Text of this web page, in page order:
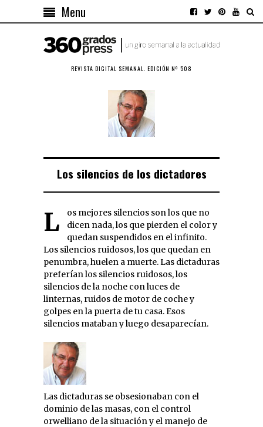
Menu
REVISTA DIGITAL SEMANAL. EDICIÓN Nº 508
Los silencios de los dictadores
Los mejores silencios son los que no
dicen nada, los que pierden el color y
quedan suspendidos en el infinito.
Los silencios ruidosos, los que quedan en
penumbra, huelen a muerte. Las dictaduras
preferían los silencios ruidosos, los
silencios de la noche con luces de
linternas, ruidos de motor de coche y
golpes en la puerta de tu casa. Esos
silencios mataban y luego desaparecían.
Las dictaduras se obsesionaban con el
dominio de las masas, con el control
orwelliano de la situación y el manejo de